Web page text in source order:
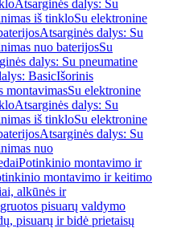
Atsarginės dalys: Su
iš tinkloSu elektronine
Atsarginės dalys: Su
nuo baterijosSu
dalys: Su pneumatine
BasicIšorinis
montavimasSu elektronine
Atsarginės dalys: Su
iš tinkloSu elektronine
Atsarginės dalys: Su
nuo
Potinkinio montavimo ir
montavimo ir keitimo
alkūnės ir
pisuarų valdymo
pisuarų ir bidė prietaisų